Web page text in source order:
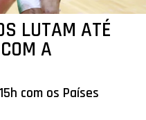
LUTAM ATÉ
A
com os Países